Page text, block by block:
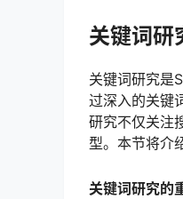
关键词研
关键词研究是
过深入的关键
研究不仅关注
型。本节将介
关键词研究的